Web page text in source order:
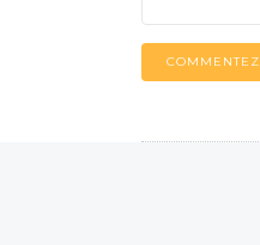
COMMENTEZ